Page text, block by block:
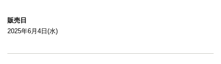
販売日
2025年6月4日(水)